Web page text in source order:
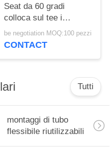
Seat da 60 gradi
colloca sul tee i
montaggi di tubo
flessibile idraulici di
be negotiation MOQ:100 pezzi
CONTACT
Tutti
montaggi di tubo
flessibile riutilizzabili